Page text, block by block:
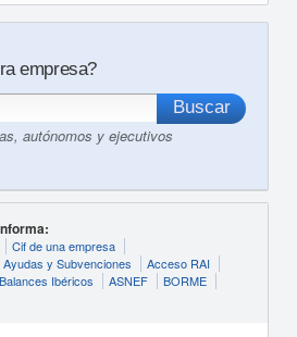
empresa?
autónomos y ejecutivos
Cif de una empresa
Ayudas y Subvenciones
Acceso RAI
Ibéricos
ASNEF
BORME